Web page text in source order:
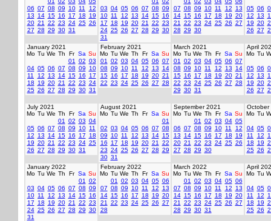
06 07 08 09 10 11
12
13
14 15 16 17 18
19
20 21 22 23 24 25 26
27 28 29 30 31
03 04 05 06 07 08 09
10 11 12 13 14 15 16
17
18 19 20 21 22 23
24 25 26 27 28 29 30
31
07 08 09 10 11 12
13
14 15 16 17 18 19 20
21
22 23 24 25 26 27
28 29 30
05 06
12
13
19 20
26 27
January 2021
Mo Tu We Th Fr Sa Su
01
02 03
04 05 06 07 08 09
10
11
12 13 14 15 16
17
18
19 20 21 22 23 24
25 26 27 28 29 30 31
February 2021
Mo Tu We Th Fr Sa Su
01
02 03 04 05 06 07
08 09 10 11 12 13
14
15 16 17 18 19 20 21
22 23 24 25 26 27 28
March 2021
Mo Tu We Th Fr Sa Su
01
02 03 04 05 06 07
08 09 10 11 12 13
14
15 16 17 18 19 20 21
22 23 24 25 26 27 28
29 30 31
April
Mo Tu
05 06
12
13
19 20
26 27
July 2021
Mo Tu We Th Fr Sa Su
01
02 03 04
05 06 07 08 09 10 11
12
13 14 15 16 17
18
19 20 21 22 23 24 25
26 27 28 29 30 31
August 2021
Mo Tu We Th Fr Sa Su
01
02 03 04 05 06 07 08
09
10 11 12 13 14 15
16
17 18 19 20 21
22
23 24 25 26 27 28 29
30 31
September 2021
Mo Tu We Th Fr Sa Su
01
02 03 04 05
06 07 08 09 10 11
12
13
14 15 16 17 18
19
20 21 22 23 24 25 26
27 28 29 30
October
Mo Tu
04 05
11
12
18
19
25 26
January 2022
Mo Tu We Th Fr Sa Su
01
02
03 04 05 06 07 08 09
10 11 12 13 14 15 16
17
18 19 20 21 22 23
24 25 26 27 28 29 30
31
February 2022
Mo Tu We Th Fr Sa Su
01
02 03 04 05 06
07 08 09 10 11 12
13
14 15 16 17 18 19 20
21
22 23 24 25 26 27
28
March 2022
Mo Tu We Th Fr Sa Su
01
02 03 04 05 06
07 08 09 10 11 12
13
14 15 16 17 18 19 20
21
22 23 24 25 26 27
28 29 30 31
April
Mo Tu
04 05
11
12
18
19
25 26